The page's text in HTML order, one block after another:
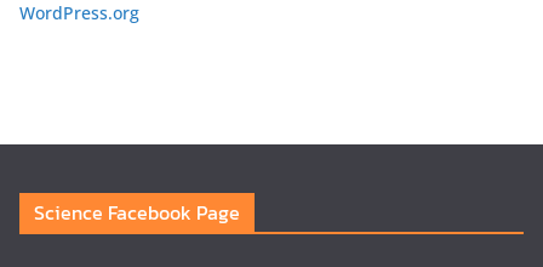
WordPress.org
Science Facebook Page